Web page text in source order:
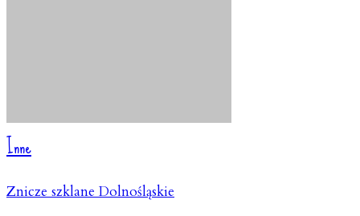
Inne
Znicze szklane Dolnośląskie